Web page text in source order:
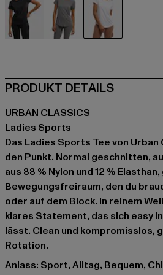
PRODUKT DETAILS
URBAN CLASSICS
Ladies Sports
Das Ladies Sports Tee von
den Punkt. Normal geschnitten,
aus 88 % Nylon und 12 %
Bewegungsfreiraum, den du
oder auf dem Block. In reinem
klares Statement, das sich easy
lässt. Clean und kompromisslos,
Rotation.
Anlass: Sport, Alltag, Bequem,